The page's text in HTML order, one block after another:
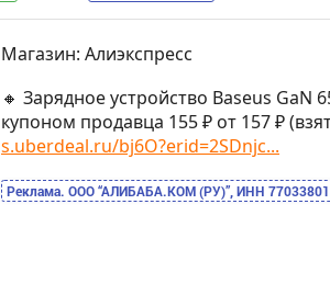
Магазин: Алиэкспресс
🔸 Зарядное устройство Baseus GaN
купоном продавца 155 ₽ от 157 ₽
s.uberdeal.ru/bj6O?erid=2SDnjc...
Реклама. ООО “АЛИБАБА.КОМ (РУ)”, ИНН